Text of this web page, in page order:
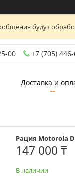
будут
00 +7 (705)
Доставка и
Рация Motorola
147 000 ₸
В наличии